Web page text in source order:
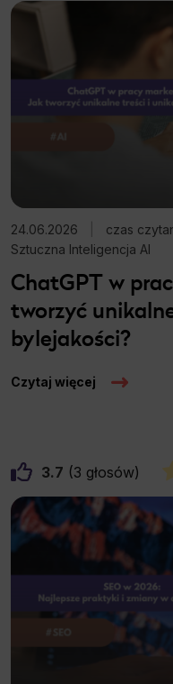
24.06.2026 czas
Sztuczna Inteligencja AI
ChatGPT w
tworzyć
bylejakości?
Czytaj więcej
3.7 3